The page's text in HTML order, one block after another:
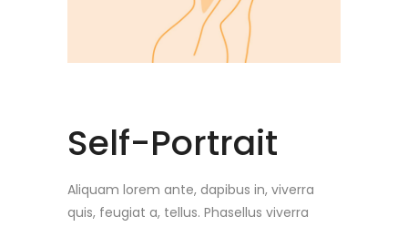
Self-Portrait
Aliquam lorem ante, dapibus in, viverra
quis, feugiat a, tellus. Phasellus viverra